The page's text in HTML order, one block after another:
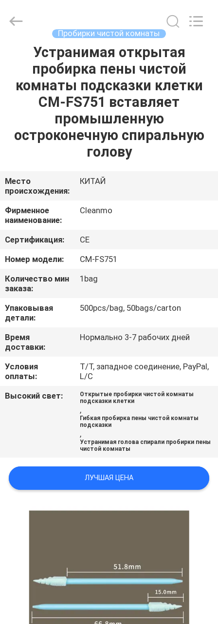
ПРОДУКТЫ
НАС
ПУТЕШЕСТВИЕ
ФАБРИКИ
ПРОВЕРКА
КАЧЕСТВА
СВЯЖИТЕСЬ
МЫ
НОВОСТИ
СПРОСИТЕ
ЦИТАТУ
КАРТА
САЙТА
Пробирки чистой комнаты
Устранимая открытая
пробирка пены чистой
комнаты подсказки клетки
CM-FS751 вставляет
промышленную
остроконечную спиральную
голову
Место
происхождения:
КИТАЙ
Фирменное
наименование:
Cleanmo
Сертификация:
CE
Номер модели:
CM-FS751
Количество мин
заказа:
1bag
Упаковывая
детали:
500pcs/bag, 50bags/carton
Время
доставки:
Нормально 3-7 рабочих дней
Условия
оплаты:
T/T, западное соединение, PayPal,
L/C
Высокий свет:
Открытые пробирки чистой комнаты
подсказки клетки
,
Гибкая пробирка пены чистой комнаты
подсказки
,
Устранимая голова спирали пробирки пены
чистой комнаты
ЛУЧШАЯ ЦЕНА